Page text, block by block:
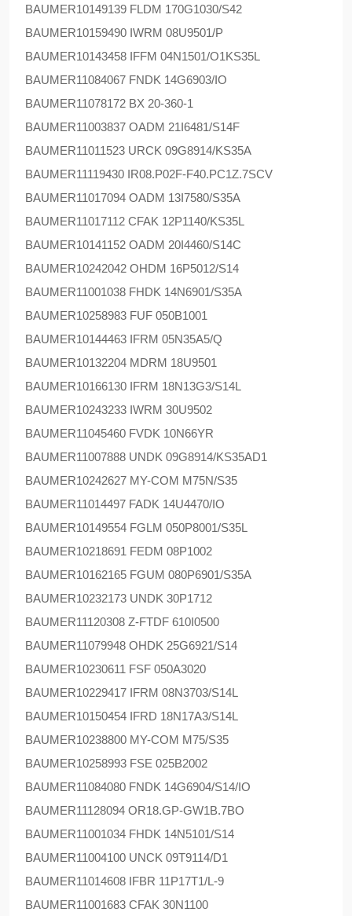
BAUMER10149139 FLDM 170G1030/S42
BAUMER10159490 IWRM 08U9501/P
BAUMER10143458 IFFM 04N1501/O1KS35L
BAUMER11084067 FNDK 14G6903/IO
BAUMER11078172 BX 20-360-1
BAUMER11003837 OADM 21I6481/S14F
BAUMER11011523 URCK 09G8914/KS35A
BAUMER11119430 IR08.P02F-F40.PC1Z.7SCV
BAUMER11017094 OADM 13I7580/S35A
BAUMER11017112 CFAK 12P1140/KS35L
BAUMER10141152 OADM 20I4460/S14C
BAUMER10242042 OHDM 16P5012/S14
BAUMER11001038 FHDK 14N6901/S35A
BAUMER10258983 FUF 050B1001
BAUMER10144463 IFRM 05N35A5/Q
BAUMER10132204 MDRM 18U9501
BAUMER10166130 IFRM 18N13G3/S14L
BAUMER10243233 IWRM 30U9502
BAUMER11045460 FVDK 10N66YR
BAUMER11007888 UNDK 09G8914/KS35AD1
BAUMER10242627 MY-COM M75N/S35
BAUMER11014497 FADK 14U4470/IO
BAUMER10149554 FGLM 050P8001/S35L
BAUMER10218691 FEDM 08P1002
BAUMER10162165 FGUM 080P6901/S35A
BAUMER10232173 UNDK 30P1712
BAUMER11120308 Z-FTDF 610I0500
BAUMER11079948 OHDK 25G6921/S14
BAUMER10230611 FSF 050A3020
BAUMER10229417 IFRM 08N3703/S14L
BAUMER10150454 IFRD 18N17A3/S14L
BAUMER10238800 MY-COM M75/S35
BAUMER10258993 FSE 025B2002
BAUMER11084080 FNDK 14G6904/S14/IO
BAUMER11128094 OR18.GP-GW1B.7BO
BAUMER11001034 FHDK 14N5101/S14
BAUMER11004100 UNCK 09T9114/D1
BAUMER11014608 IFBR 11P17T1/L-9
BAUMER11001683 CFAK 30N1100